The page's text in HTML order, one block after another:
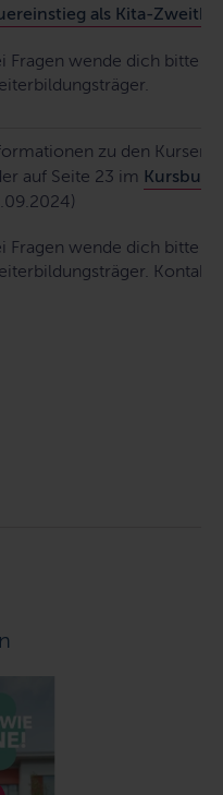
als Kita-
Fragen wende dich bitte
zu den Kursen
auf Seite 23 im Kursbuch
Fragen wende dich bitte